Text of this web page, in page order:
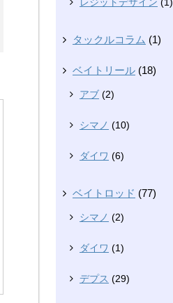
レジットデザイン (1)
タックルコラム (1)
ベイトリール (18)
アブ (2)
シマノ (10)
ダイワ (6)
ベイトロッド (77)
シマノ (2)
ダイワ (1)
デプス (29)